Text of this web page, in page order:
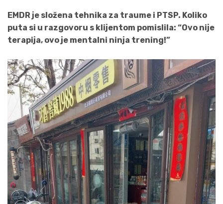
EMDR je složena tehnika za traume i PTSP. Koliko
puta si u razgovoru s klijentom pomislila: “Ovo nije
terapija, ovo je mentalni ninja trening!”